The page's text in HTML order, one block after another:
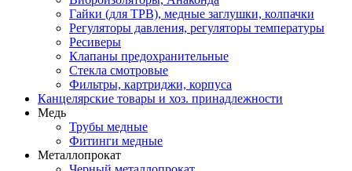
Гайки (для ТРВ), медные заглушки, колпачки
Регуляторы давления, регуляторы температуры
Ресиверы
Клапаны предохранительные
Стекла смотровые
Фильтры, картриджи, корпуса
Канцелярские товары и хоз. принадлежности
Медь
Трубы медные
Фитинги медные
Металлопрокат